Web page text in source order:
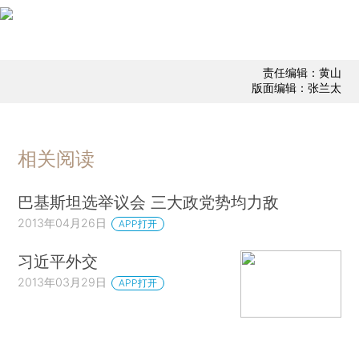
责任编辑：黄山
版面编辑：张兰太
相关阅读
巴基斯坦选举议会 三大政党势均力敌
2013年04月26日 APP打开
习近平外交
2013年03月29日 APP打开